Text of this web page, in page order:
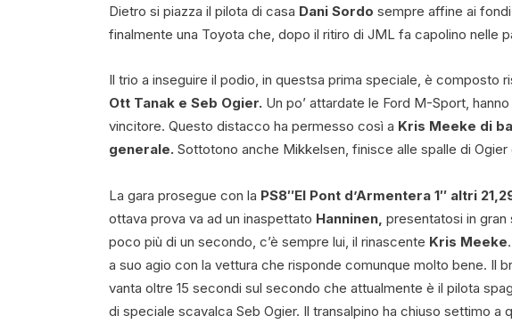
Dietro si piazza il pilota di casa Dani Sordo sempre affine ai
finalmente una Toyota che, dopo il ritiro di JML fa capolino nelle
Il trio a inseguire il podio, in questsa prima speciale, è composto
Ott Tanak e Seb Ogier. Un po’ attardate le Ford M-Sport,
vincitore. Questo distacco ha permesso così a Kris Meeke di
generale. Sottotono anche Mikkelsen, finisce alle spalle di
La gara prosegue con la PS8″El Pont d’Armentera 1″ altri
ottava prova va ad un inaspettato Hanninen, presentatosi in gran
poco più di un secondo, c’è sempre lui, il rinascente Kris Meeke
a suo agio con la vettura che risponde comunque molto bene. Il
vanta oltre 15 secondi sul secondo che attualmente è il pilota
di speciale scavalca Seb Ogier. Il transalpino ha chiuso settimo a